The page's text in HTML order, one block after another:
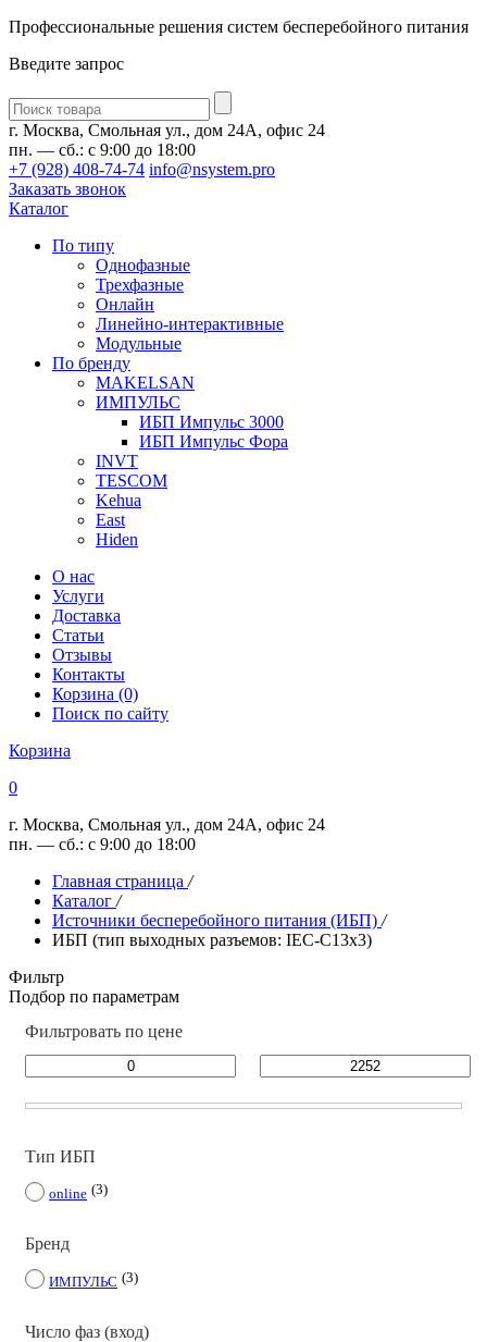
Профессиональные решения систем бесперебойного питания
Введите запрос
Введите
запрос
г. Москва, Смольная ул., дом 24А, офис 24
пн. — сб.: с 9:00 до 18:00
+7 (928) 408-74-74 info@nsystem.pro
Заказать звонок
Каталог
По типу
Однофазные
Трехфазные
Онлайн
Линейно-интерактивные
Модульные
По бренду
MAKELSAN
ИМПУЛЬС
ИБП Импульс 3000
ИБП Импульс Фора
INVT
TESCOM
Kehua
East
Hiden
О нас
Услуги
Доставка
Статьи
Отзывы
Контакты
Корзина (0)
Поиск по сайту
Корзина
0
г. Москва, Смольная ул., дом 24А, офис 24
пн. — сб.: с 9:00 до 18:00
Главная страница /
Каталог /
Источники бесперебойного питания (ИБП) /
ИБП (тип выходных разъемов: IEC-C13x3)
Фильтр
Подбор по параметрам
Фильтровать по цене
Тип ИБП
online 3
Бренд
ИМПУЛЬС 3
Число фаз (вход)